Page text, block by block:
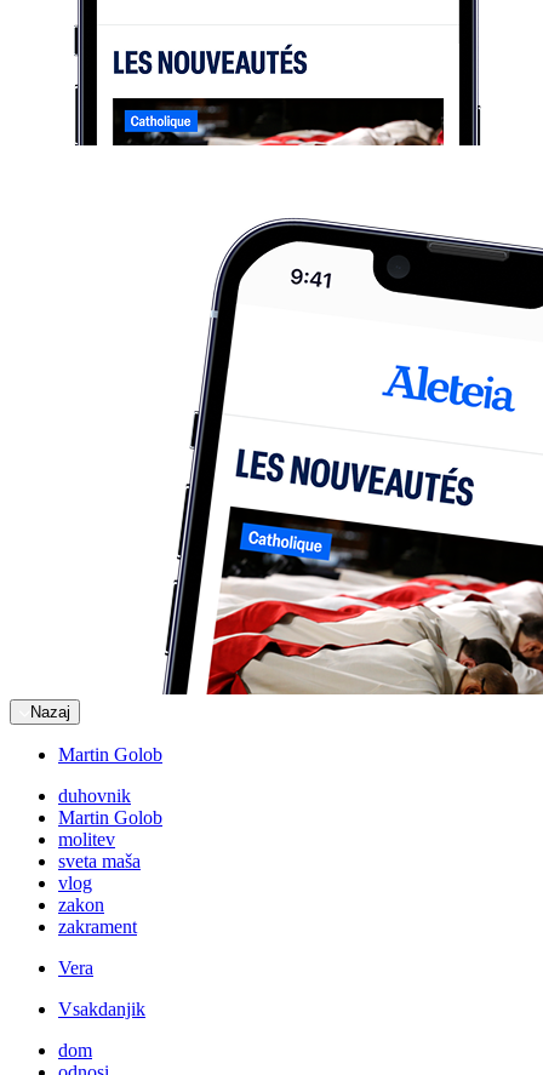
Nazaj
Martin Golob
duhovnik
Martin Golob
molitev
sveta maša
vlog
zakon
zakrament
Vera
Vsakdanjik
dom